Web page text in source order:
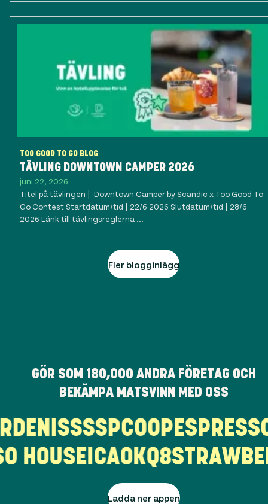
TOO GOOD TO GO BLOG
TÄVLING DOWNTOWN CAMPER 2026
juni 22, 2026
Titel på tävlingen | Downtown Camper by Scandic x Too Good To
Go Contest Startdatum/tid | 22/6 2026 Slutdatum/tid | 28/6
2026 Länk till tävlingsreglerna ...
Fler blogginlägg
GÖR SOM 180,000 ANDRA FÖRETAG OCH
BEKÄMPA MATSVINN MED OSS
ISSSSPCOOP
HOUSEICAOKQ8
Ladda ner appen